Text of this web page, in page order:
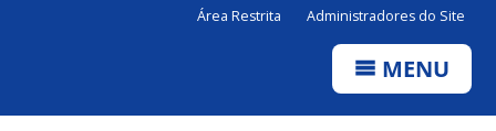
Área Restrita Administradores do Site
MENU